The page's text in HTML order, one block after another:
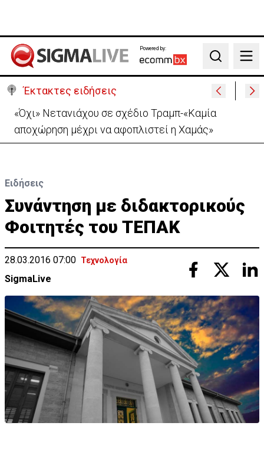
Powered by:
Search
Έκτακτες ειδήσεις
«Όχι» Νετανιάχου σε σχέδιο Τραμπ-«Καμία
αποχώρηση μέχρι να αφοπλιστεί η Χαμάς»
Ειδήσεις
Συνάντηση με διδακτορικούς
Φοιτητές του ΤΕΠΑΚ
28.03.2016 07:00 Τεχνολογία
SigmaLive